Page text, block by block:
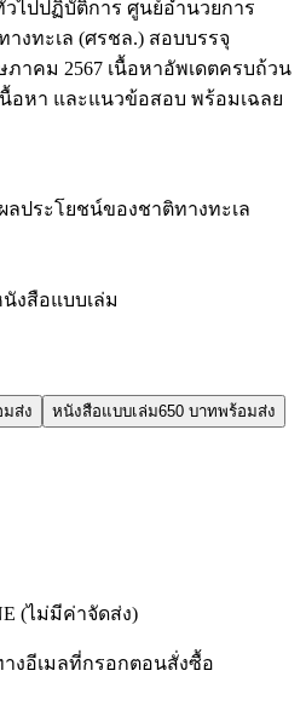
ไปปฏิบัติการ ศูนย์อำนวยการ
งทะเล (ศรชล.) สอบบรรจุ
าคม 2567 เนื้อหาอัพเดตครบถ้วน
อหา และแนวข้อสอบ พร้อมเฉลย
ประโยชน์ของชาติทางทะเล
นังสือแบบเล่ม
ส่ง หนังสือแบบเล่ม650 บาทพร้อมส่ง
(ไม่มีค่าจัดส่ง)
งอีเมลที่กรอกตอนสั่งซื้อ